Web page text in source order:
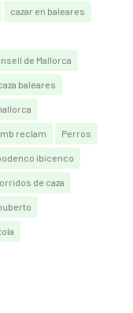
cazar en baleares
de Mallorca
baleares
reclam Perros
ibicenco
de caza